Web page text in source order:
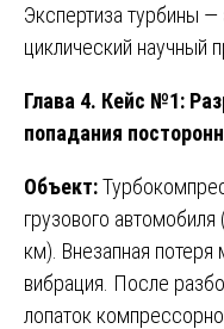
Экспертиза турбины
циклический научный
Глава 4. Кейс №1:
попадания
Объект:
грузового
км). Внезапная
вибрация. После
лопаток